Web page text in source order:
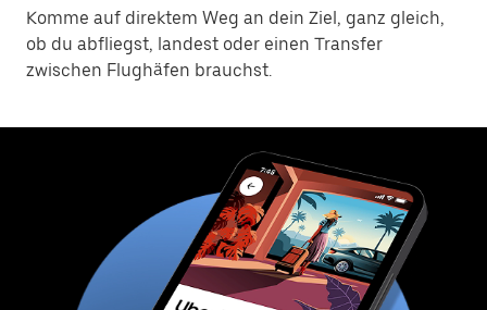
Komme auf direktem Weg an dein Ziel, ganz gleich,
ob du abfliegst, landest oder einen Transfer
zwischen Flughäfen brauchst.